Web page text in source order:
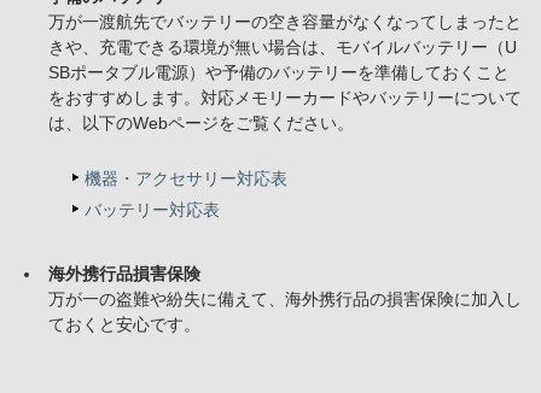
万が一渡航先でバッテリーの空き容量がなくなってしまったと
きや、充電できる環境が無い場合は、モバイルバッテリー（U
SBポータブル電源）や予備のバッテリーを準備しておくこと
をおすすめします。対応メモリーカードやバッテリーについて
は、以下のWebページをご覧ください。
機器・アクセサリー対応表
バッテリー対応表
海外携行品損害保険
万が一の盗難や紛失に備えて、海外携行品の損害保険に加入し
ておくと安心です。